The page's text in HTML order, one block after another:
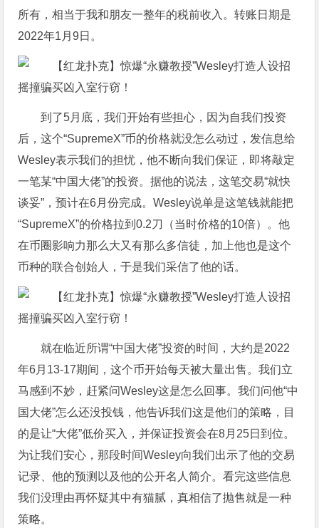
所有，相当于我和朋友一整年的税前收入。转账日期是
2022年1月9日。
到了5月底，我们开始有些担心，因为自我们投资
后，这个“SupremeX”币的价格就没怎么动过，发信息给
Wesley表示我们的担忧，他不断向我们保证，即将敲定
一笔某“中国大佬”的投资。据他的说法，这笔交易“就快
谈妥”，预计在6月份完成。Wesley说单是这笔钱就能把
“SupremeX”的价格拉到0.2刀（当时价格的10倍）。他
在币圈影响力那么大又有那么多信徒，加上他也是这个
币种的联合创始人，于是我们采信了他的话。
就在临近所谓“中国大佬”投资的时间，大约是2022
年6月13-17期间，这个币开始每天被大量出售。我们立
马感到不妙，赶紧问Wesley这是怎么回事。我们问他“中
国大佬”怎么还没投钱，他告诉我们这是他们的策略，目
的是让“大佬”低价买入，并保证投资会在8月25日到位。
为让我们安心，那段时间Wesley向我们出示了他的交易
记录、他的预测以及他的公开名人简介。看完这些信息
我们没理由再怀疑其中有猫腻，真相信了抛售就是一种
策略。